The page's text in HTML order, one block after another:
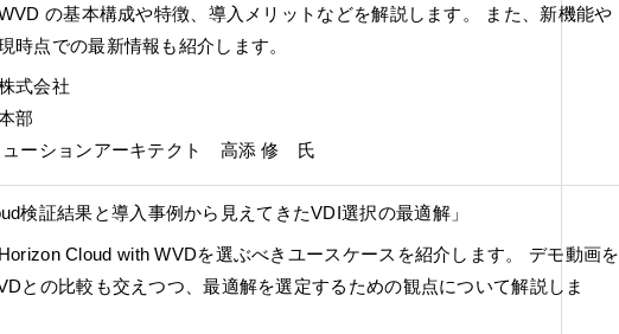
の基本構成や特徴、導入メリットなどを解説します。 また、新機能や
時点での最新情報も紹介します。
式会社
部
ューションアーキテクト 高添 修 氏
検証結果と導入事例から見えてきたVDI選択の最適解」
Cloud with WVDを選ぶべきユースケースを紹介します。 デモ動画を
との比較も交えつつ、最適解を選定するための観点について解説しま